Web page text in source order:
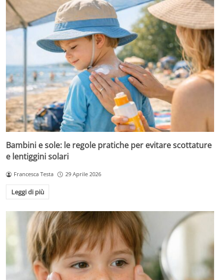
Bambini e sole: le regole pratiche per evitare scottature
e lentiggini solari
Francesca Testa 29 Aprile 2026
Leggi di più